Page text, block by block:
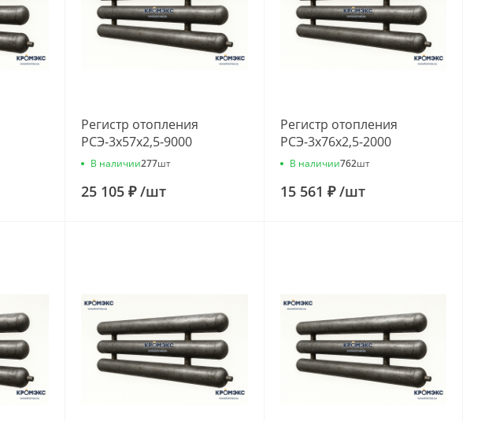
Регистр отопления
РСЭ-3x57x2,5-9000
В наличии277шт
25 105 ₽/шт
Регистр отопления
РСЭ-3x76x2,5-2000
В наличии762шт
15 561 ₽/шт